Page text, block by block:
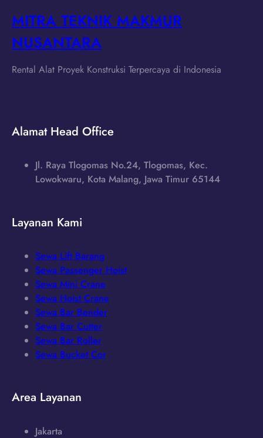
MITRA TEKNIK MAKMUR
NUSANTARA
Rental Alat Proyek Konstruksi Terpercaya di Indonesia
Alamat Head Office
Jl. Raya Tlogomas No.24, Tlogomas, Kec.
Lowokwaru, Kota Malang, Jawa Timur 65144
Layanan Kami
Sewa Lift Barang
Sewa Passenger Hoist
Sewa Mini Crane
Sewa Hoist Crane
Sewa Bar Bender
Sewa Bar Cutter
Sewa Bar Roller
Sewa Bucket Cor
Area Layanan
Jakarta